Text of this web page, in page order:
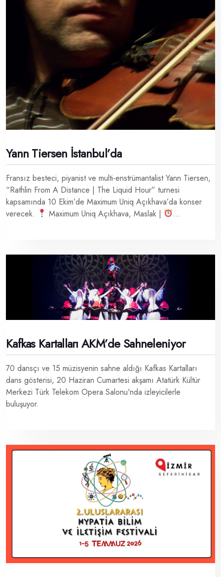
Yann Tiersen İstanbul’da
Fransız besteci, piyanist ve multi-enstrümantalist Yann Tiersen,
“Rathlin From A Distance | The Liquid Hour” turnesi
kapsamında 10 Ekim’de Maximum Uniq Açıkhava’da konser
verecek. ​
Maximum Uniq Açıkhava, Maslak | ...
Kafkas Kartalları AKM’de Sahneleniyor
70 dansçı ve 15 müzisyenin sahne aldığı Kafkas Kartalları
dans gösterisi, 20 Haziran Cumartesi akşamı Atatürk Kültür
Merkezi Türk Telekom Opera Salonu'nda izleyicilerle
buluşuyor.